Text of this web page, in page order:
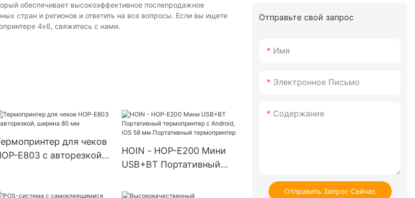
обеспечивает высокоэффективное послепродажное
стран и регионов и ответить на все вопросы. Если вы ищете
4x6, свяжитесь с нами.
для чеков
E803 с авторезкой,
HOIN - HOP-E200 Мини
USB+BT Портативный
iOS 58 мм Портативный
Отправьте свой запрос
Имя
Электронное Письмо
Содержание
Отправить Запрос Сейчас